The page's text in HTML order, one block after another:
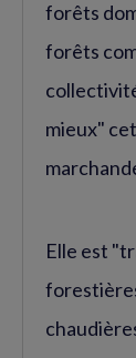
forêts
forêts
mieux"
Elle est